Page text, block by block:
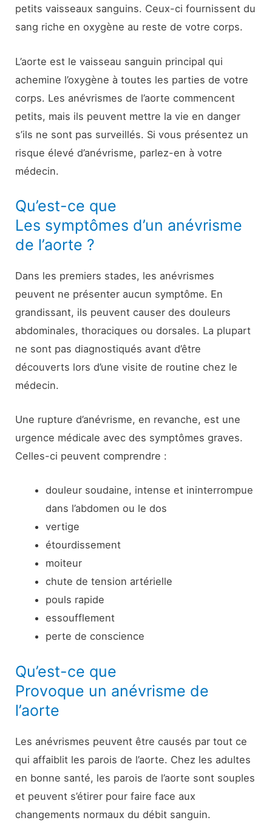
petits vaisseaux sanguins. Ceux-ci fournissent du
sang riche en oxygène au reste de votre corps.
L’aorte est le vaisseau sanguin principal qui
achemine l’oxygène à toutes les parties de votre
corps. Les anévrismes de l’aorte commencent
petits, mais ils peuvent mettre la vie en danger
s’ils ne sont pas surveillés. Si vous présentez un
risque élevé d’anévrisme, parlez-en à votre
médecin.
Qu’est-ce que
Les symptômes d’un anévrisme
de l’aorte ?
Dans les premiers stades, les anévrismes
peuvent ne présenter aucun symptôme. En
grandissant, ils peuvent causer des douleurs
abdominales, thoraciques ou dorsales. La plupart
ne sont pas diagnostiqués avant d’être
découverts lors d’une visite de routine chez le
médecin.
Une rupture d’anévrisme, en revanche, est une
urgence médicale avec des symptômes graves.
Celles-ci peuvent comprendre :
douleur soudaine, intense et ininterrompue
dans l’abdomen ou le dos
vertige
étourdissement
moiteur
chute de tension artérielle
pouls rapide
essoufflement
perte de conscience
Qu’est-ce que
Provoque un anévrisme de
l’aorte
Les anévrismes peuvent être causés par tout ce
qui affaiblit les parois de l’aorte. Chez les adultes
en bonne santé, les parois de l’aorte sont souples
et peuvent s’étirer pour faire face aux
changements normaux du débit sanguin.